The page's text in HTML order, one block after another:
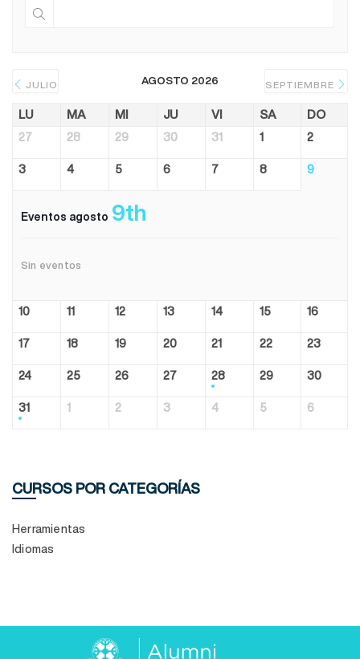
JULIO AGOSTO 2026 SEPTIEMBRE
LU MA MI JU VI SA DO
27 28 29 30 31 1 2
3 4 5 6 7 8 9
Eventos agosto 9th
Sin eventos
10 11 12 13 14 15 16
17 18 19 20 21 22 23
24 25 26 27 28 29 30
31 1 2 3 4 5 6
CURSOS POR CATEGORÍAS
Herramientas
Idiomas